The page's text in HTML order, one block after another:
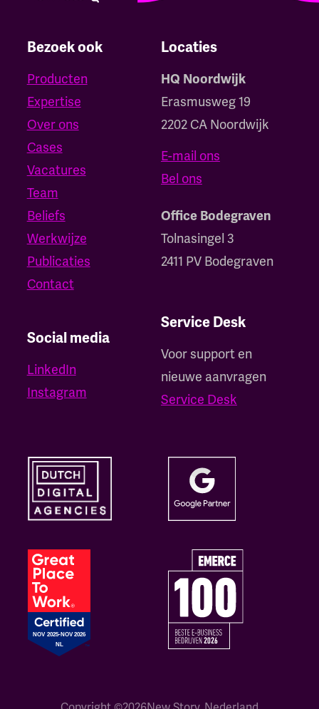
Bezoek ook
Producten
Expertise
Over ons
Cases
Vacatures
Team
Beliefs
Werkwijze
Publicaties
Contact
Social media
LinkedIn
Instagram
Service Desk
Voor support en
nieuwe aanvragen
Service Desk
Locaties
HQ Noordwijk
Erasmusweg 19
2202 CA Noordwijk
E-mail ons
Bel ons
Office Bodegraven
Tolnasingel 3
2411 PV Bodegraven